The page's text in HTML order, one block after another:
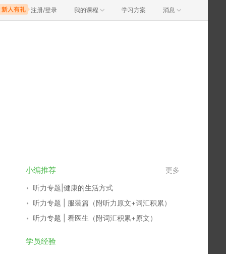
注册/登录 我的课程 学习方案 消息
小编推荐 更多
听力专题|健康的生活方式
听力专题 | 服装篇（附听力原文+词汇积累）
听力专题 | 看医生（附词汇积累+原文）
学员经验